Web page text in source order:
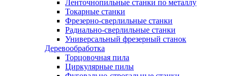
Ленточнопильные станки по металлу
Токарные станки
Фрезерно-сверлильные станки
Радиально-сверлильные станки
Универсальный фрезерный станок
Деревообработка
Торцовочная пила
Циркулярные пилы